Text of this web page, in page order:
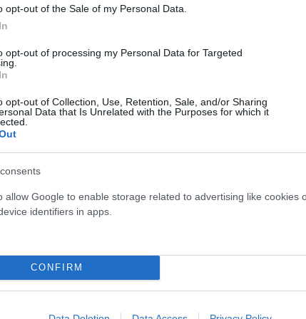
opt-out of the Sale of my Personal Data.
opt-out of processing my Personal Data for Targeted
opt-out of Collection, Use, Retention, Sale, and/or Sharing
Data that Is Unrelated with the Purposes for which it
allow Google to enable storage related to advertising like cookies
identifiers in apps.
CONFIRM
δυνάμεις απασχολούν πολλές διάσπαρτες
η κατάσταση και δεν κινδυνεύουν
οποίους είχε γίνει σύσταση απομάκρυνσης των
βρίσκονται μέσα στην καυτή περιοχή και
υπηρεσίες είναι σε επιφυλακή, για
έχει διακοπεί η κυκλοφορία στους εξής
Ψάθα προς Πόρτο Γερμενό- Βίλια, στην
στο ρεύμα προς όρος Πατέρας, και στην
Μεγάρων στο ρεύμα προς το όρος